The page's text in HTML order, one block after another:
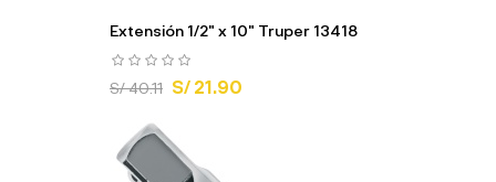
Extensión 1/2" x 10" Truper 13418
S/ 40.11 S/ 21.90